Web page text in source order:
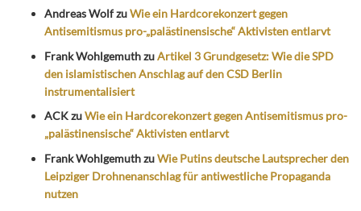
Andreas WolfzuWie ein Hardcorekonzert gegen
Antisemitismus pro-„palästinensische“ Aktivisten entlarvt
Frank WohlgemuthzuArtikel 3 Grundgesetz: Wie die SPD
den islamistischen Anschlag auf den CSD Berlin
instrumentalisiert
ACKzuWie ein Hardcorekonzert gegen Antisemitismus pro-
„palästinensische“ Aktivisten entlarvt
Frank WohlgemuthzuWie Putins deutsche Lautsprecher den
Leipziger Drohnenanschlag für antiwestliche Propaganda
nutzen